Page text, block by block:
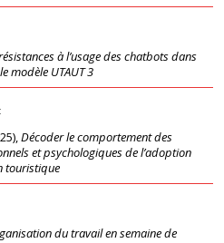
à l’usage des chatbots dans
modèle UTAUT 3
),Décoder le comportement des
et psychologiques de l’adoption
touristique
du travail en semaine de